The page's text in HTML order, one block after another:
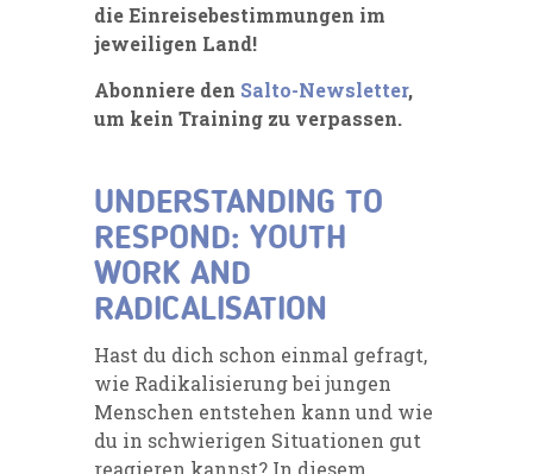
die Einreisebestimmungen im
jeweiligen Land!
Abonniere den Salto-Newsletter,
um kein Training zu verpassen.
UNDERSTANDING TO
RESPOND: YOUTH
WORK AND
RADICALISATION
Hast du dich schon einmal gefragt,
wie Radikalisierung bei jungen
Menschen entstehen kann und wie
du in schwierigen Situationen gut
reagieren kannst? In diesem